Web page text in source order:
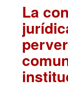
La